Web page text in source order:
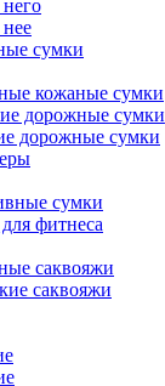
сумки
кожаные сумки
дорожные сумки
дорожные сумки
сумки
фитнеса
саквояжи
саквояжи